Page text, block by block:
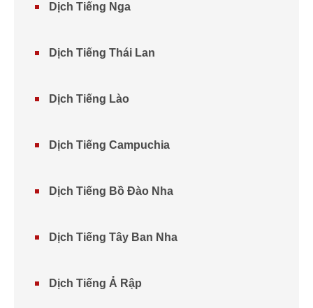
Dịch Tiếng Nga
Dịch Tiếng Thái Lan
Dịch Tiếng Lào
Dịch Tiếng Campuchia
Dịch Tiếng Bồ Đào Nha
Dịch Tiếng Tây Ban Nha
Dịch Tiếng Ả Rập